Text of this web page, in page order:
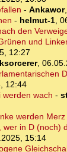
- Ankawor,
- helmut-1,
den
und
12:27
,
12:44
werden wach -
werden
wer in D (noch)
15:14